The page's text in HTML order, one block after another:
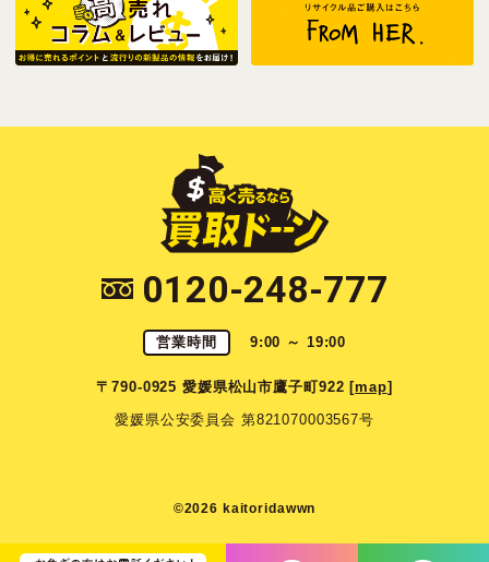
0120-248-777
営業時間 9:00 ～ 19:00
〒790-0925 愛媛県松山市鷹子町922 [map]
愛媛県公安委員会 第821070003567号
©2026 kaitoridawwn